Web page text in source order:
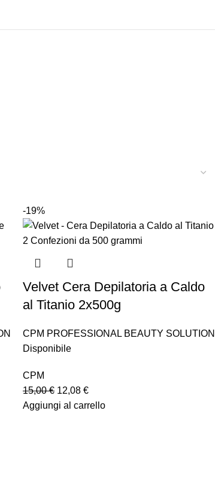
-19%
Velvet Cera Depilatoria a Caldo
al Titanio 2x500g
CPM PROFESSIONAL BEAUTY SOLUTION
Disponibile
CPM
15,00€ 12,08 €
Aggiungi al carrello